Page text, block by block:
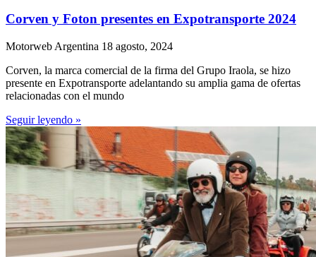
Corven y Foton presentes en Expotransporte 2024
Motorweb Argentina 18 agosto, 2024
Corven, la marca comercial de la firma del Grupo Iraola, se hizo
presente en Expotransporte adelantando su amplia gama de ofertas
relacionadas con el mundo
Seguir leyendo »